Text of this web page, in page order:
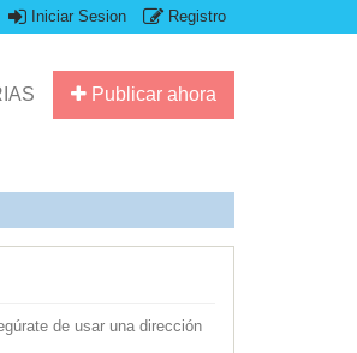
Iniciar Sesion Registro
Publicar ahora
de usar una dirección